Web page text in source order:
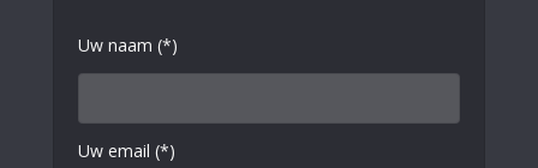
Uw naam (*)
Uw email (*)